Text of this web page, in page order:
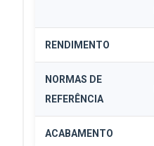
RENDIMENTO
NORMAS DE
REFERÊNCIA
ACABAMENTO